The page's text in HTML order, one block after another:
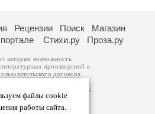
файлы cookie
работы сайта.
Рецензии Поиск
Магазин
Стихи.ру Проза.ру
авторам возможность
произведений в
договора
принадлежат авторам
произведений возможна
к которому вы можете
Ответственность за
самостоятельно на